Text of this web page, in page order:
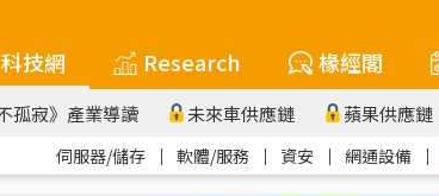
科技網 Research 椽經閣
孤寂》產業導讀 未來車供應鏈 蘋果供應鏈
伺服器/儲存 ｜ 軟體/服務 ｜ 資安 ｜ 網通設備 ｜